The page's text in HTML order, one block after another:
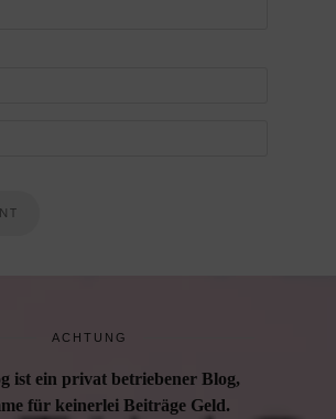
ACHTUNG
ist ein privat betriebener Blog,
für keinerlei Beiträge Geld.